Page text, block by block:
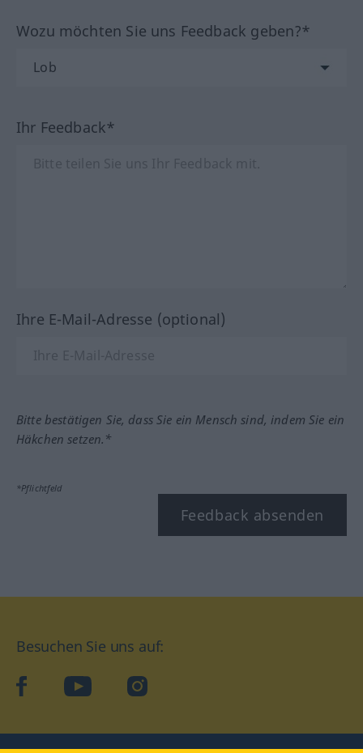
Wozu möchten Sie uns Feedback geben?*
Ihr Feedback*
Ihre E-Mail-Adresse (optional)
Bitte bestätigen Sie, dass Sie ein Mensch sind, indem Sie ein
Häkchen setzen.*
*Pflichtfeld
Feedback absenden
Besuchen Sie uns auf:
facebookYouTube Instagram